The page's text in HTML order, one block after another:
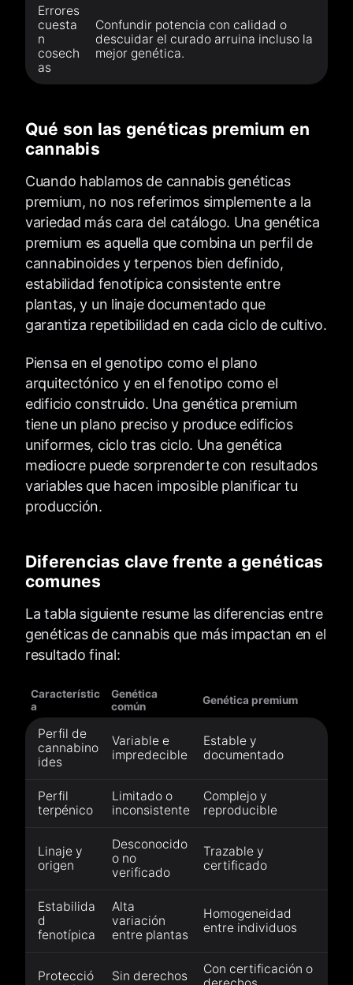
Errores
cuesta
n
cosech
as
Confundir potencia con calidad o
descuidar el curado arruina incluso la
mejor genética.
Qué son las genéticas premium en
cannabis
Cuando hablamos de cannabis genéticas
premium, no nos referimos simplemente a la
variedad más cara del catálogo. Una genética
premium es aquella que combina un perfil de
cannabinoides y terpenos bien definido,
estabilidad fenotípica consistente entre
plantas, y un linaje documentado que
garantiza repetibilidad en cada ciclo de cultivo.
Piensa en el genotipo como el plano
arquitectónico y en el fenotipo como el
edificio construido. Una genética premium
tiene un plano preciso y produce edificios
uniformes, ciclo tras ciclo. Una genética
mediocre puede sorprenderte con resultados
variables que hacen imposible planificar tu
producción.
Diferencias clave frente a genéticas
comunes
La tabla siguiente resume las diferencias entre
genéticas de cannabis que más impactan en el
resultado final:
Característic
a
Genética
común
Genética premium
Perfil de
cannabino
ides
Variable e
impredecible
Estable y
documentado
Perfil
terpénico
Limitado o
inconsistente
Complejo y
reproducible
Linaje y
origen
Desconocido
o no
verificado
Trazable y
certificado
Estabilida
d
fenotípica
Alta
variación
entre plantas
Homogeneidad
entre individuos
Protecció
Sin derechos
Con certificación o